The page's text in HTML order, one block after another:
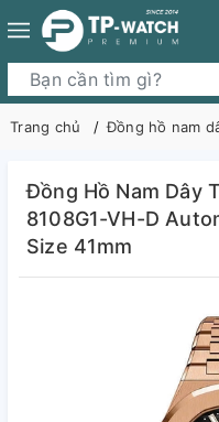
Trang chủ Đồng hồ nam
Đồng Hồ Nam Dây
8108G1-VH-D
Size 41mm